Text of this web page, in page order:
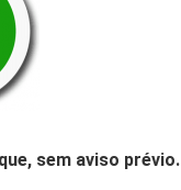
sem aviso prévio.